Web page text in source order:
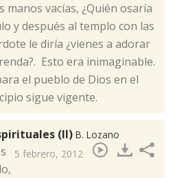
manos vacías, ¿Quién osaría
y después al templo con las
le diría ¿vienes a adorar
Esto era inimaginable.
el pueblo de Dios en el
sigue vigente.
(II) B. Lozano
5 febrero, 2012